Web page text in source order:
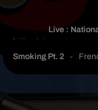
Live :
Smoking Pt. 2 -